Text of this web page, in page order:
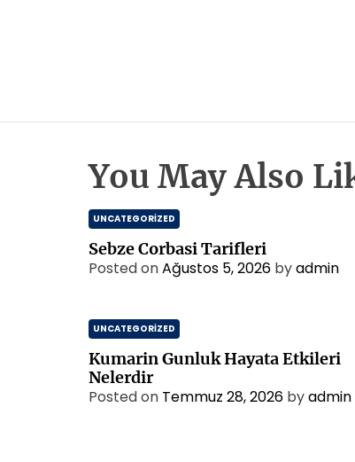
You May Also
UNCATEGORIZED
Sebze Corbasi Tarifleri
Posted onAğustos 5, 2026 byadmin
UNCATEGORIZED
Kumarin Gunluk Hayata Etkileri
Nelerdir
Posted on Temmuz 28, 2026 byadmin